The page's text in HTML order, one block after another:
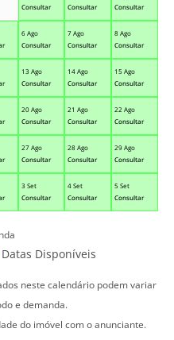
Consultar
Consultar
Consultar
6 Ago
Consultar
7 Ago
Consultar
8 Ago
Consultar
13 Ago
Consultar
14 Ago
Consultar
15 Ago
Consultar
20 Ago
Consultar
21 Ago
Consultar
22 Ago
Consultar
27 Ago
Consultar
28 Ago
Consultar
29 Ago
Consultar
3 Set
Consultar
4 Set
Consultar
5 Set
Consultar
Datas Disponíveis
neste calendário podem variar
e demanda.
do imóvel com o anunciante.